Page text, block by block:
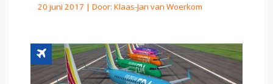
20 juni 2017 | Door: Klaas-Jan van Woerkom